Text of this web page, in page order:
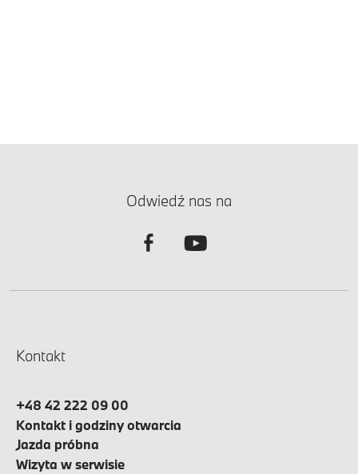
Odwiedź nas na
Kontakt
+48 42 222 09 00
Kontakt i godziny otwarcia
Jazda próbna
Wizyta w serwisie